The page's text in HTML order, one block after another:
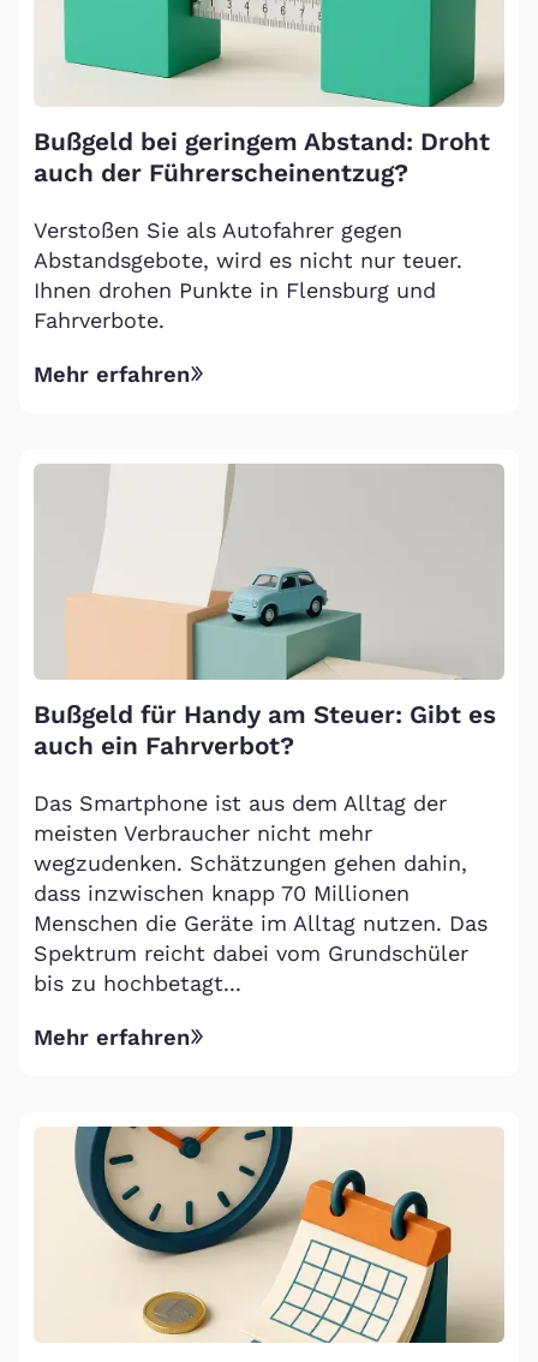
Bußgeld bei geringem Abstand: Droht
auch der Führerscheinentzug?
Verstoßen Sie als Autofahrer gegen
Abstandsgebote, wird es nicht nur teuer.
Ihnen drohen Punkte in Flensburg und
Fahrverbote.
Mehr erfahren
Bußgeld für Handy am Steuer: Gibt es
auch ein Fahrverbot?
Das Smartphone ist aus dem Alltag der
meisten Verbraucher nicht mehr
wegzudenken. Schätzungen gehen dahin,
dass inzwischen knapp 70 Millionen
Menschen die Geräte im Alltag nutzen. Das
Spektrum reicht dabei vom Grundschüler
bis zu hochbetagt...
Mehr erfahren